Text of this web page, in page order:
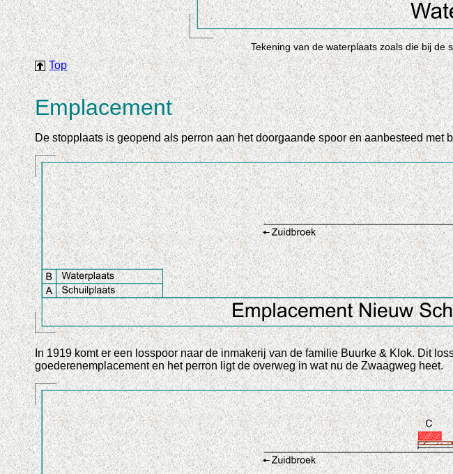
Tekening van de waterplaats zoals die bij de
Top
Emplacement
De stopplaats is geopend als perron aan het doorgaande spoor en aanbesteed
In 1919 komt er een losspoor naar de inmakerij van de familie Buurke & Klok. Dit
goederenemplacement en het perron ligt de overweg in wat nu de Zwaagweg heet.